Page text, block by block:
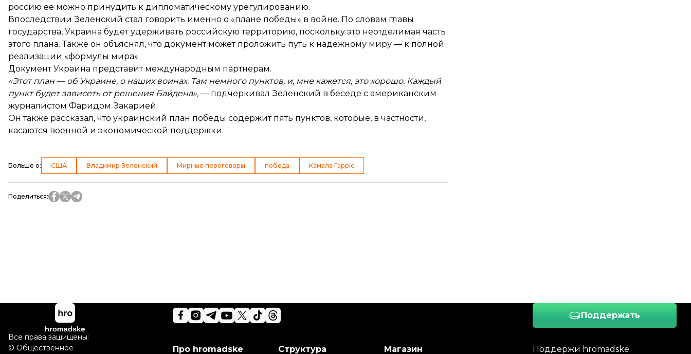
россию ее можно принудить к дипломатическому урегулированию.
Впоследствии Зеленский стал говорить именно о «плане победы» в войне. По словам главы
государства, Украина будет удерживать российскую территорию, поскольку это неотделимая часть
этого плана. Также он объяснял, что документ может проложить путь к надежному миру — к полной
реализации «формулы мира».
Документ Украина представит международным партнерам.
«Этот план — об Украине, о наших воинах. Там немного пунктов, и, мне кажется, это хорошо. Каждый
пункт будет зависеть от решения Байдена», — подчеркивал Зеленский в беседе с американским
журналистом Фаридом Закарией.
Он также рассказал, что украинский план победы содержит пять пунктов, которые, в частности,
касаются военной и экономической поддержки.
Больше о: США Владимир Зеленский Мирные переговоры победа Камала Гарріс
Поделиться:
Поддержать
Поддержи hromadske.
Про hromadske Структура Магазин
Все права защищены:
© Общественное